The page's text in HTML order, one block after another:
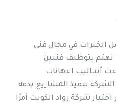
الخبرات في مجال فنى
تهتم بتوظيف فنيين
أساليب الدهانات
تنفيذ المشاريع بدقة
اختيار شركة رواد الكويت أمرًا